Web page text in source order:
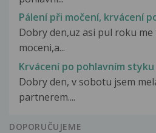
Pálení při močení, krvácení
Dobry den,uz asi pul roku
moceni,a...
Krvácení po pohlavním styku
Dobry den, v sobotu jsem
partnerem....
DOPORUČUJEME